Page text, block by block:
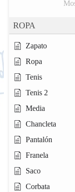
ROPA
Zapato
Ropa
Tenis
Tenis 2
Media
Chancleta
Pantalón
Franela
Saco
Corbata